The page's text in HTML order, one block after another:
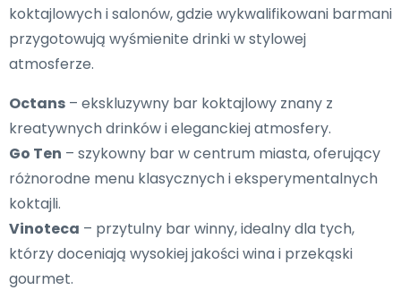
koktajlowych i salonów, gdzie wykwalifikowani barmani
przygotowują wyśmienite drinki w stylowej
atmosferze.
Octans – ekskluzywny bar koktajlowy znany z
kreatywnych drinków i eleganckiej atmosfery.
Go Ten – szykowny bar w centrum miasta, oferujący
różnorodne menu klasycznych i eksperymentalnych
koktajli.
Vinoteca – przytulny bar winny, idealny dla tych,
którzy doceniają wysokiej jakości wina i przekąski
gourmet.